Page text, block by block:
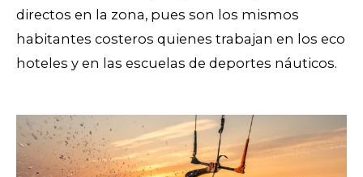
directos en la zona, pues son los mismos
habitantes costeros quienes trabajan en los eco
hoteles y en las escuelas de deportes náuticos.